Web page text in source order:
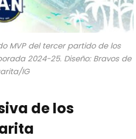
MVP del tercer partido de los
2024-25. Diseño: Bravos de
IG
de los